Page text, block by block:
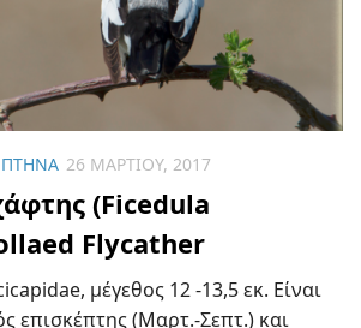
ΠΤΗΝΆ 26 ΜΑΡΤΊΟΥ, 2017
(Ficedula
Flycather
μέγεθος 12 -13,5 εκ. Είναι
επισκέπτης (Μαρτ.-Σεπτ.) και